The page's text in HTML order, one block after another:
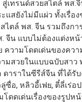
สู่เทรนด์สวยสไตล์ พส.
แสยังไม่มีแผ่ว ทั้งเรื่อ
ไตล์ พส. จีน รวมถึงก
จีน แบบไม่ต้องแต่งห
ความโดดเด่นของคว
มสวยในแบบฉบับสาว
ดาราในซีรีส์จีน ที่ได้รั
ซื่อ, หลิวอี้เฟย, ตี๋ลี่เร่อ
ดดเด่นเรื่องของรูปหน้